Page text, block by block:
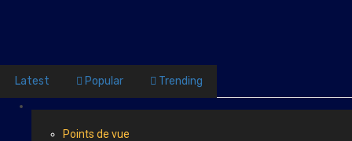
Latest Popular Trending
Points de vue